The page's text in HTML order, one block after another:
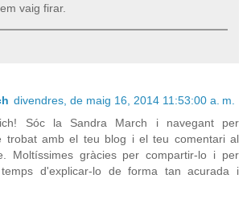
vaig firar.
divendres, de maig 16, 2014 11:53:00 a. m.
Sóc la Sandra March i navegant per
trobat amb el teu blog i el teu comentari al
Moltíssimes gràcies per compartir-lo i per
d'explicar-lo de forma tan acurada i